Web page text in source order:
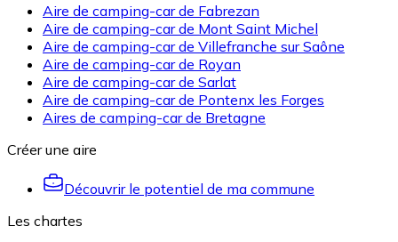
Aire de camping-car de Fabrezan
Aire de camping-car de Mont Saint Michel
Aire de camping-car de Villefranche sur Saône
Aire de camping-car de Royan
Aire de camping-car de Sarlat
Aire de camping-car de Pontenx les Forges
Aires de camping-car de Bretagne
Créer une aire
Découvrir le potentiel de ma commune
Les chartes